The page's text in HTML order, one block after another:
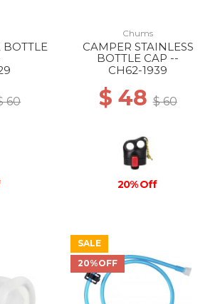
BOTTLE
60
Chums
CAMPER STAINLESS
BOTTLE CAP --
CH62-1939
$ 48$ 60
20% Off
SALE
20%OFF